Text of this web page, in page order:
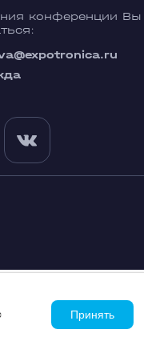
конференции Вы
Принять